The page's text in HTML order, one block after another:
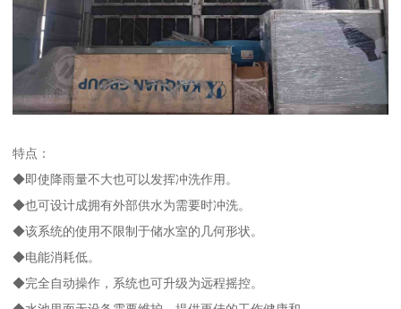
特点：
◆即使降雨量不大也可以发挥冲洗作用。
◆也可设计成拥有外部供水为需要时冲洗。
◆该系统的使用不限制于储水室的几何形状。
◆电能消耗低。
◆完全自动操作，系统也可升级为远程摇控。